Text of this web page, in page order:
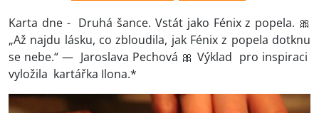
Karta dne - Druhá šance. Vstát jako Fénix z popela. 🎀
„Až najdu lásku, co zbloudila, jak Fénix z popela dotknu
se nebe.“ — Jaroslava Pechová 🎀 Výklad pro inspiraci
vyložila kartářka Ilona.*